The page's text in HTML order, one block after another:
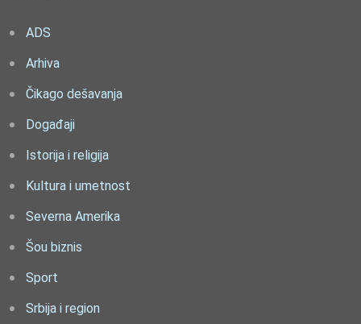
ADS
Arhiva
Čikago dešavanja
Događaji
Istorija i religija
Kultura i umetnost
Severna Amerika
Šou biznis
Sport
Srbija i region